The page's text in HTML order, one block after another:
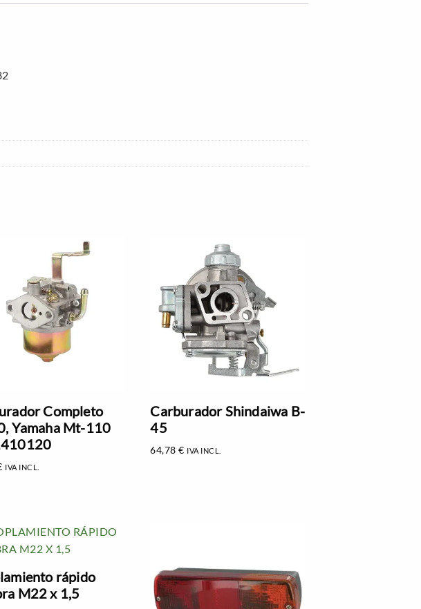
Completo
Yamaha Mt-110
IVA INCL.
Carburador Shindaiwa B-
45
64,78€ IVA INCL.
rápido
M22 x 1,5